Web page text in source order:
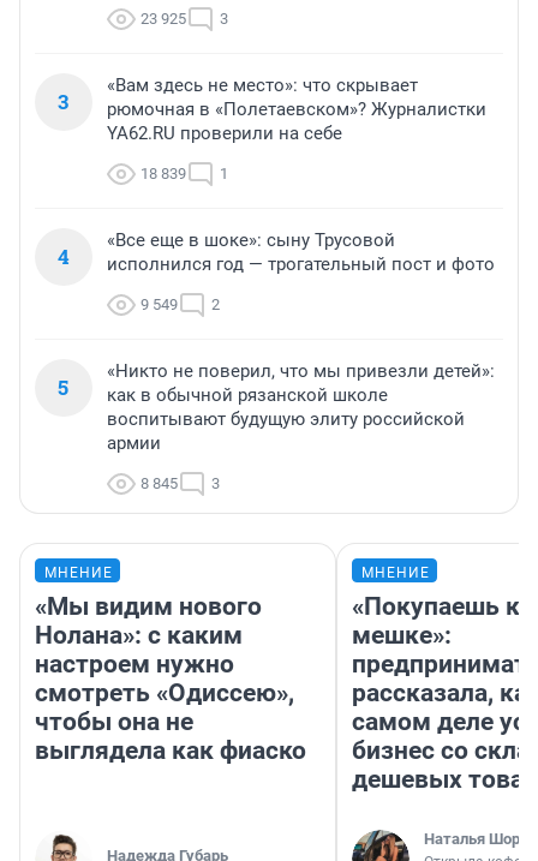
23 925 3
3
«Вам здесь не место»: что скрывает
рюмочная в «Полетаевском»? Журналистки
YA62.RU проверили на себе
18 839 1
4
«Все еще в шоке»: сыну Трусовой
исполнился год — трогательный пост и фото
9 549 2
5
«Никто не поверил, что мы привезли детей»:
как в обычной рязанской школе
воспитывают будущую элиту российской
армии
8 845 3
МНЕНИЕ
«Мы видим нового
Нолана»: с каким
настроем нужно
смотреть «Одиссею»,
чтобы она не
выглядела как фиаско
Надежда Губарь
МНЕНИЕ
«Покупаешь
мешке»:
рассказала,
самом деле
бизнес со
дешевых
Наталья